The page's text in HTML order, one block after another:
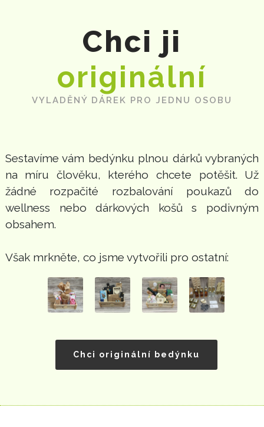
Chci ji
originální
VYLADĚNÝ DÁREK PRO JEDNU OSOBU
Sestavíme vám bedýnku plnou dárků vybraných
na míru člověku, kterého chcete potěšit. Už
žádné rozpačité rozbalování poukazů do
wellness nebo dárkových košů s podivným
obsahem.
Však mrkněte, co jsme vytvořili pro ostatní:
Chci originální bedýnku